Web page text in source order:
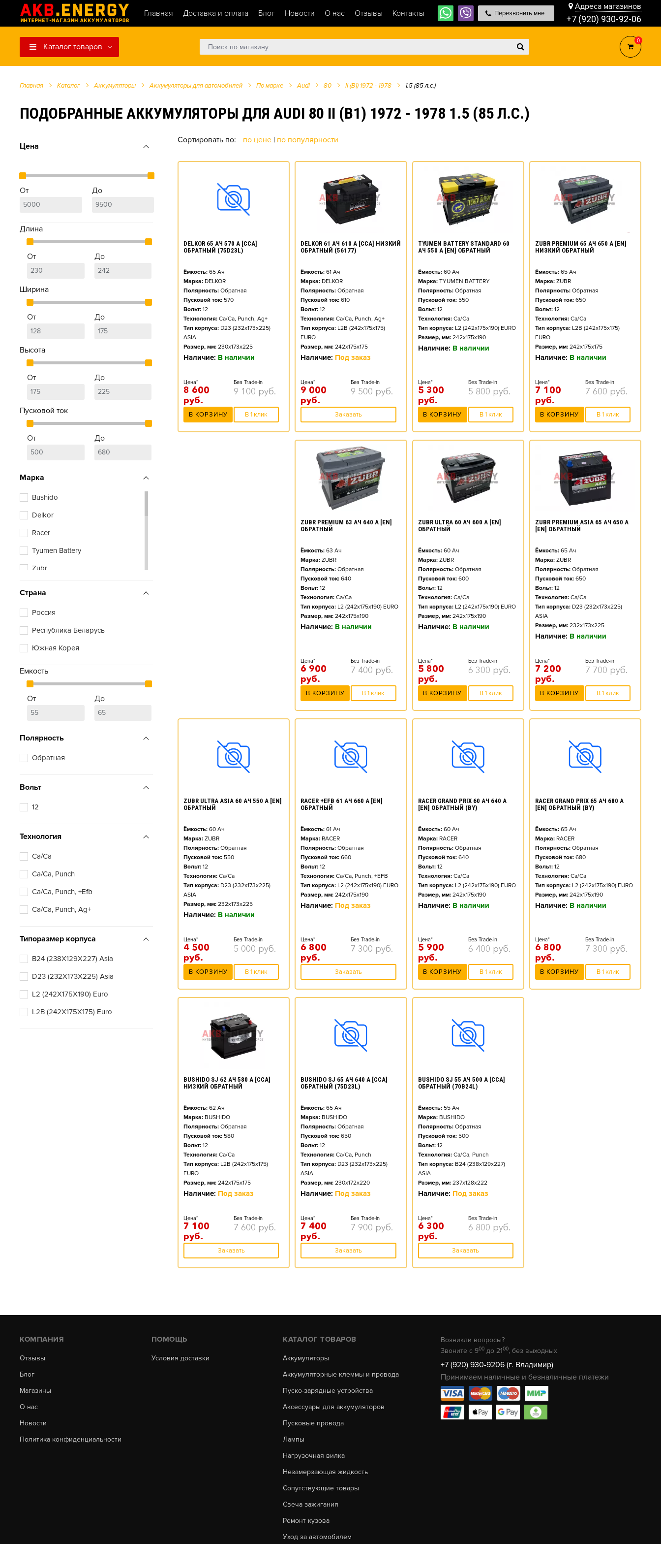
Главная Доставка и оплата Блог Новости О нас Отзывы Контакты Перезвонить мне
Адреса магазинов
+7 (920) 930-92-06
Каталог товаров
0
Главная Каталог Аккумуляторы Аккумуляторы для автомобилей По марке Audi 80 II (B1) 1972 - 1978 1.5 (85 л.с.)
ПОДОБРАННЫЕ АККУМУЛЯТОРЫ ДЛЯ AUDI 80 II (B1) 1972 - 1978 1.5 (85 Л.С.)
Цена
От До
Длина
От До
Ширина
От До
Высота
От До
Пусковой ток
От До
Марка
Bushido
Delkor
Racer
Tyumen Battery
Zubr
Страна
Россия
Республика Беларусь
Южная Корея
Емкость
От До
Полярность
Обратная
Вольт
12
Технология
Ca/Ca
Ca/Ca, Punch
Ca/Ca, Punch, +Efb
Ca/Ca, Punch, Ag+
Типоразмер корпуса
B24 (238X129X227) Asia
D23 (232X173X225) Asia
L2 (242X175X190) Euro
L2B (242X175X175) Euro
Сортировать по: по цене | по популярности
DELKOR 65 АЧ 570 А [CCA]
ОБРАТНЫЙ (75D23L)
Ёмкость: 65 Ач
Марка: DELKOR
Полярность: Обратная
Пусковой ток: 570
Вольт: 12
Технология: Ca/Ca, Punch, Ag+
Тип корпуса: D23 (232x173x225)
ASIA
Размер, мм: 230x173x225
Наличие: В наличии
Цена*
8 600
руб.
Без Trade-in
9 100 руб.
В КОРЗИНУ В 1 клик
DELKOR 61 АЧ 610 А [CCA] НИЗКИЙ
ОБРАТНЫЙ (56177)
Ёмкость: 61 Ач
Марка: DELKOR
Полярность: Обратная
Пусковой ток: 610
Вольт: 12
Технология: Ca/Ca, Punch, Ag+
Тип корпуса: L2B (242x175x175)
EURO
Размер, мм: 242x175x175
Наличие: Под заказ
Цена*
9 000
руб.
Без Trade-in
9 500 руб.
Заказать
TYUMEN BATTERY STANDARD 60
АЧ 550 А [EN] ОБРАТНЫЙ
Ёмкость: 60Ач
Марка: TYUMEN BATTERY
Полярность: Обратная
Пусковой ток: 550
Вольт: 12
Технология: Ca/Ca
Тип корпуса: L2 (242x175x190) EURO
Размер, мм: 242x175x190
Наличие: В наличии
Цена*
5 300
руб.
Без Trade-in
5 800 руб.
В КОРЗИНУ В 1 клик
ZUBR PREMIUM 65 АЧ 650 А [EN]
НИЗКИЙ ОБРАТНЫЙ
Ёмкость: 65Ач
Марка: ZUBR
Полярность: Обратная
Пусковой ток: 650
Вольт: 12
Технология: Ca/Ca
Тип корпуса: L2B (242x175x175)
EURO
Размер, мм: 242x175x175
Наличие: В наличии
Цена*
7 100
руб.
Без Trade-in
7 600 руб.
В КОРЗИНУ В 1 клик
ZUBR PREMIUM 63 АЧ 640 А [EN]
ОБРАТНЫЙ
Ёмкость: 63 Ач
Марка: ZUBR
Полярность: Обратная
Пусковой ток: 640
Вольт: 12
Технология: Ca/Ca
Тип корпуса: L2 (242x175x190) EURO
Размер, мм: 242x175x190
Наличие: В наличии
Цена*
6 900
руб.
Без Trade-in
7 400 руб.
В КОРЗИНУ В 1 клик
ZUBR ULTRA 60 АЧ 600 А [EN]
ОБРАТНЫЙ
Ёмкость: 60Ач
Марка: ZUBR
Полярность: Обратная
Пусковой ток: 600
Вольт: 12
Технология: Ca/Ca
Тип корпуса: L2 (242x175x190) EURO
Размер, мм: 242x175x190
Наличие: В наличии
Цена*
5 800
руб.
Без Trade-in
6 300 руб.
В КОРЗИНУ В 1 клик
ZUBR PREMIUM ASIA 65 АЧ 650 А
[EN] ОБРАТНЫЙ
Ёмкость: 65Ач
Марка: ZUBR
Полярность: Обратная
Пусковой ток: 650
Вольт: 12
Технология: Ca/Ca
Тип корпуса: D23 (232x173x225)
ASIA
Размер, мм: 232x173x225
Наличие: В наличии
Цена*
7 200
руб.
Без Trade-in
7 700 руб.
В КОРЗИНУ В 1 клик
ZUBR ULTRA ASIA 60 АЧ 550 А [EN]
ОБРАТНЫЙ
Ёмкость: 60 Ач
Марка: ZUBR
Полярность: Обратная
Пусковой ток: 550
Вольт: 12
Технология: Ca/Ca
Тип корпуса: D23 (232x173x225)
ASIA
Размер, мм: 232x173x225
Наличие: В наличии
Цена*
4 500
руб.
Без Trade-in
5 000 руб.
В КОРЗИНУ В 1 клик
RACER +EFB 61 АЧ 660 А [EN]
ОБРАТНЫЙ
Ёмкость: 61 Ач
Марка: RACER
Полярность: Обратная
Пусковой ток: 660
Вольт: 12
Технология: Ca/Ca, Punch, +EFB
Тип корпуса: L2 (242x175x190) EURO
Размер, мм: 242x175x190
Наличие: Под заказ
Цена*
6 800
руб.
Без Trade-in
7 300 руб.
Заказать
RACER GRAND PRIX 60 АЧ 640 А
[EN] ОБРАТНЫЙ (BY)
Ёмкость: 60Ач
Марка: RACER
Полярность: Обратная
Пусковой ток: 640
Вольт: 12
Технология: Ca/Ca
Тип корпуса: L2 (242x175x190) EURO
Размер, мм: 242x175x190
Наличие: В наличии
Цена*
5 900
руб.
Без Trade-in
6 400 руб.
В КОРЗИНУ В 1 клик
RACER GRAND PRIX 65 АЧ 680 А
[EN] ОБРАТНЫЙ (BY)
Ёмкость: 65Ач
Марка: RACER
Полярность: Обратная
Пусковой ток: 680
Вольт: 12
Технология: Ca/Ca
Тип корпуса: L2 (242x175x190) EURO
Размер, мм: 242x175x190
Наличие: В наличии
Цена*
6 800
руб.
Без Trade-in
7 300 руб.
В КОРЗИНУ В 1 клик
BUSHIDO SJ 62 АЧ 580 А [CCA]
НИЗКИЙ ОБРАТНЫЙ
Ёмкость: 62 Ач
Марка: BUSHIDO
Полярность: Обратная
Пусковой ток: 580
Вольт: 12
Технология: Ca/Ca
Тип корпуса: L2B (242x175x175)
EURO
Размер, мм: 242x175x175
Наличие: Под заказ
Цена*
7 100
руб.
Без Trade-in
7 600 руб.
Заказать
BUSHIDO SJ 65 АЧ 640 А [CCA]
ОБРАТНЫЙ (75D23L)
Ёмкость: 65 Ач
Марка: BUSHIDO
Полярность: Обратная
Пусковой ток: 650
Вольт: 12
Технология: Ca/Ca, Punch
Тип корпуса: D23 (232x173x225)
ASIA
Размер, мм: 230x172x220
Наличие: Под заказ
Цена*
7 400
руб.
Без Trade-in
7 900 руб.
Заказать
BUSHIDO SJ 55 АЧ 500 А [CCA]
ОБРАТНЫЙ (70B24L)
Ёмкость: 55Ач
Марка: BUSHIDO
Полярность: Обратная
Пусковой ток: 500
Вольт: 12
Технология: Ca/Ca, Punch
Тип корпуса: B24 (238x129x227)
ASIA
Размер, мм: 237x128x222
Наличие: Под заказ
Цена*
6 300
руб.
Без Trade-in
6 800 руб.
Заказать
КОМПАНИЯ
Отзывы
Блог
Магазины
О нас
Новости
Политика конфиденциальности
ПОМОЩЬ
Условия доставки
КАТАЛОГ ТОВАРОВ
Аккумуляторы
Аккумуляторные клеммы и провода
Пуско-зарядные устройства
Аксессуары для аккумуляторов
Пусковые провода
Лампы
Нагрузочная вилка
Незамерзающая жидкость
Сопутствующие товары
Свеча зажигания
Ремонт кузова
Уход за автомобилем
Возникли вопросы?
Звоните с 900 до 2100, без выходных
+7 (920) 930-9206 (г. Владимир)
Принимаем наличные и безналичные платежи